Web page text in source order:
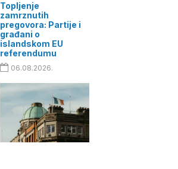
Topljenje
zamrznutih
pregovora: Partije i
građani o
islandskom EU
referendumu
06.08.2026.